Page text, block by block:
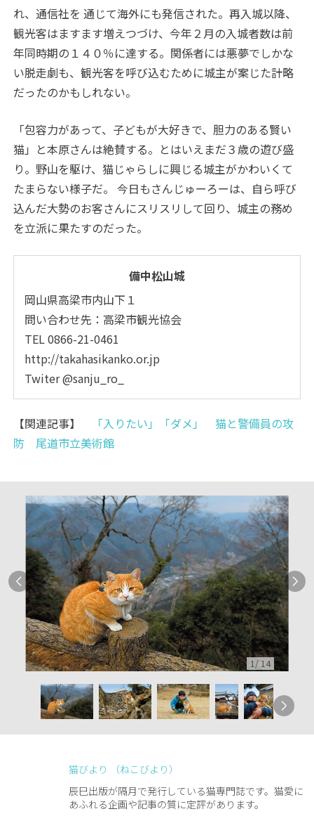
れ、通信社を 通じて海外にも発信された。再入城以降、
観光客はますます増えつづけ、今年２月の入城者数は前
年同時期の１４０％に達する。関係者には悪夢でしかな
い脱走劇も、観光客を呼び込むために城主が案じた計略
だったのかもしれない。
「包容力があって、子どもが大好きで、胆力のある賢い
猫」と本原さんは絶賛する。とはいえまだ３歳の遊び盛
り。野山を駆け、猫じゃらしに興じる城主がかわいくて
たまらない様子だ。 今日もさんじゅーろーは、自ら呼び
込んだ大勢のお客さんにスリスリして回り、城主の務め
を立派に果たすのだった。
備中松山城
岡山県高梁市内山下１
問い合わせ先：高梁市観光協会
TEL 0866-21-0461
http://takahasikanko.or.jp
Twiter @sanju_ro_
【関連記事】
「入りたい」「ダメ」 猫と警備員の攻
防 尾道市立美術館
1 / 14
猫びより （ねこびより）
辰巳出版が隔月で発行している猫専門誌です。猫愛に
あふれる企画や記事の質に定評があります。